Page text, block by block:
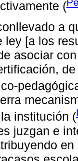
(
a
ley [a los
asociar
institución (
juzgan e